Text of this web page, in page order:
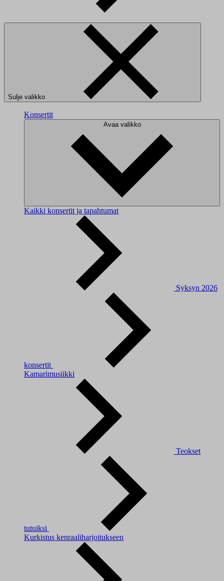
Sulje valikko
Konsertit
Avaa valikko
Kaikki konsertit ja tapahtumat
Syksyn 2026
konsertit
Kamarimusiikki
Teokset
tutuiksi
Kurkistus kenraaliharjoitukseen